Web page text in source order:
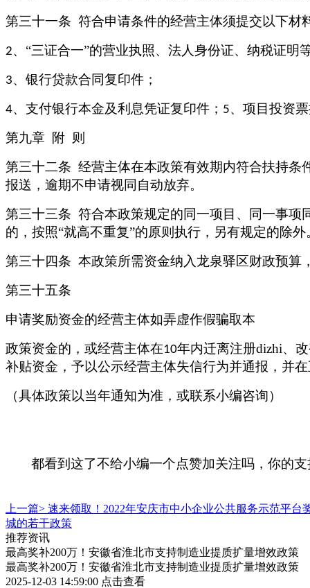
第三十一条 符合申请条件的经营主体须提交以下材
2、“三证合一”的营业执照、法人身份证、纳税证明
3、银行贷款合同复印件；
4、支付银行本金及利息凭证复印件； 5、项目投资
第九章 附 则
第三十二条 经营主体在本政策有效期内符合扶持条
报送，逾期不申请视同自动放弃。
第三十三条 符合本政策规定的同一项目、同一事项
的，按照“就高不重复”的原则执行，另有规定的除
第三十四条 本政策所需资金纳入龙泉驿区财政预算
第三十五条
申请奖励资金的经营主体如弄虚作假骗取本
政策资金的，或经营主体在10年内迁离注册dizhi、
补贴资金，予以公示经营主体失信行为并通报，并
（具体政策以当年通知为准，或联系小编咨询）
都看到这了不给小编一个点赞加关注吗，你的
上一篇> 速来领取！2022年安庆市中小企业公共服务示范平台
城的若干政策
推荐资讯
最高奖补200万！安徽省淮北市支持制造业提质扩量增效政策
最高奖补200万！安徽省淮北市支持制造业提质扩量增效政策
2025-12-03 14:59:00 点击查看